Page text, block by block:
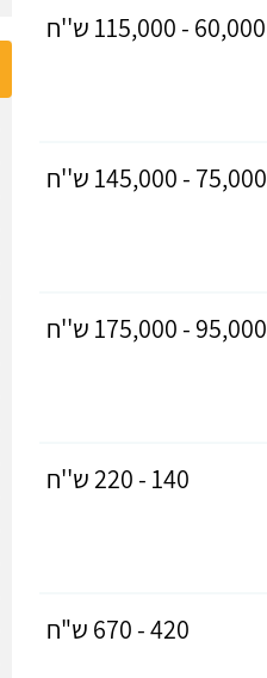
60,000 - 115,000 ש''ח
75,000 - 145,000 ש''ח
95,000 - 175,000 ש''ח
140 - 220 ש''ח
420 - 670 ש"ח